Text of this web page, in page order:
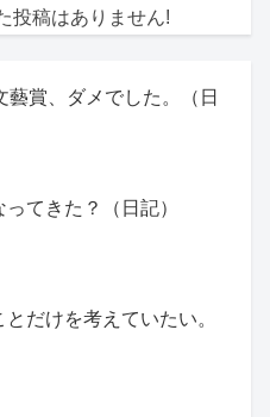
投稿はありません!
藝賞、ダメでした。（日
てきた？（日記）
だけを考えていたい。